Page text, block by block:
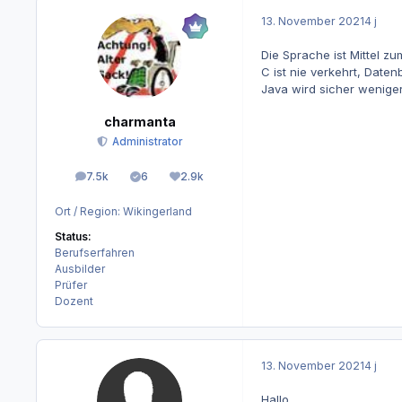
charmanta
Administrator
7.5k
Beiträge 6
Lösungen2.9k
Reputation
Ort / Region: Wikingerland
Status:
Berufserfahren
Ausbilder
Prüfer
Dozent
13. November 20214 j
Die Sprache ist Mittel
C ist nie verkehrt,
Java wird sicher
13. November 20214 j